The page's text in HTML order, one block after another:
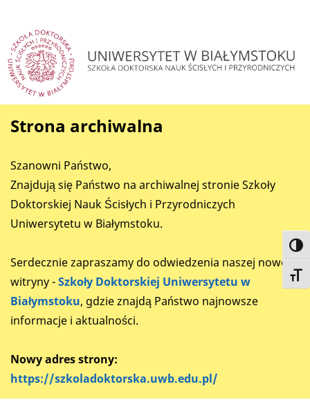
Strona archiwalna
Szanowni Państwo,
Znajdują się Państwo na archiwalnej stronie Szkoły
Doktorskiej Nauk Ścisłych i Przyrodniczych
Uniwersytetu w Białymstoku.
Serdecznie zapraszamy do odwiedzenia naszej nowej
witryny -Szkoły Doktorskiej Uniwersytetu w
Białymstoku, gdzie znajdą Państwo najnowsze
informacje i aktualności.
Nowy adres strony:
https://szkoladoktorska.uwb.edu.pl/